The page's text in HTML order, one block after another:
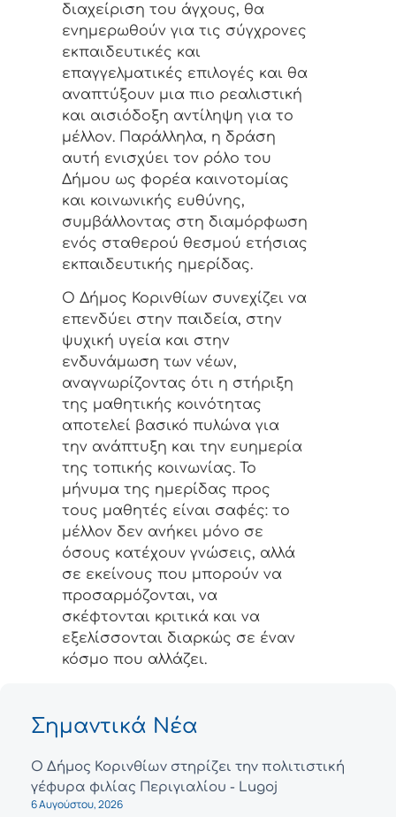
διαχείριση του άγχους, θα
ενημερωθούν για τις σύγχρονες
εκπαιδευτικές και
επαγγελματικές επιλογές και θα
αναπτύξουν μια πιο ρεαλιστική
και αισιόδοξη αντίληψη για το
μέλλον. Παράλληλα, η δράση
αυτή ενισχύει τον ρόλο του
Δήμου ως φορέα καινοτομίας
και κοινωνικής ευθύνης,
συμβάλλοντας στη διαμόρφωση
ενός σταθερού θεσμού ετήσιας
εκπαιδευτικής ημερίδας.
Ο Δήμος Κορινθίων συνεχίζει να
επενδύει στην παιδεία, στην
ψυχική υγεία και στην
ενδυνάμωση των νέων,
αναγνωρίζοντας ότι η στήριξη
της μαθητικής κοινότητας
αποτελεί βασικό πυλώνα για
την ανάπτυξη και την ευημερία
της τοπικής κοινωνίας. Το
μήνυμα της ημερίδας προς
τους μαθητές είναι σαφές: το
μέλλον δεν ανήκει μόνο σε
όσους κατέχουν γνώσεις, αλλά
σε εκείνους που μπορούν να
προσαρμόζονται, να
σκέφτονται κριτικά και να
εξελίσσονται διαρκώς σε έναν
κόσμο που αλλάζει.
Σημαντικά Νέα
Ο Δήμος Κορινθίων στηρίζει την πολιτιστική
γέφυρα φιλίας Περιγιαλίου - Lugoj
6 Αυγούστου, 2026